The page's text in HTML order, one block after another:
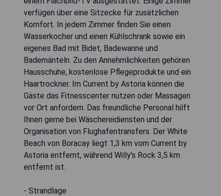
verfügen über eine Sitzecke für zusätzlichen
Komfort. In jedem Zimmer finden Sie einen
Wasserkocher und einen Kühlschrank sowie ein
eigenes Bad mit Bidet, Badewanne und
Bademänteln. Zu den Annehmlichkeiten gehören
Hausschuhe, kostenlose Pflegeprodukte und ein
Haartrockner. Im Current by Astoria können die
Gäste das Fitnesscenter nutzen oder Massagen
vor Ort anfordern. Das freundliche Personal hilft
Ihnen gerne bei Wäschereidiensten und der
Organisation von Flughafentransfers. Der White
Beach von Boracay liegt 1,3 km vom Current by
Astoria entfernt, während Willy's Rock 3,5 km
entfernt ist.
- Strandlage